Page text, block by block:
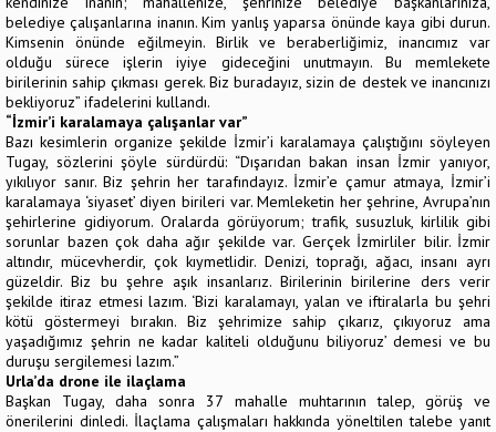
belediye çalışanlarına inanın. Kim yanlış yaparsa önünde kaya gibi durun.
Kimsenin önünde eğilmeyin. Birlik ve beraberliğimiz, inancımız var
olduğu sürece işlerin iyiye gideceğini unutmayın. Bu memlekete
birilerinin sahip çıkması gerek. Biz buradayız, sizin de destek ve inancınızı
bekliyoruz” ifadelerini kullandı.
“İzmir’i karalamaya çalışanlar var”
Bazı kesimlerin organize şekilde İzmir’i karalamaya çalıştığını söyleyen
Tugay, sözlerini şöyle sürdürdü: “Dışarıdan bakan insan İzmir yanıyor,
yıkılıyor sanır. Biz şehrin her tarafındayız. İzmir’e çamur atmaya, İzmir’i
karalamaya ‘siyaset’ diyen birileri var. Memleketin her şehrine, Avrupa’nın
şehirlerine gidiyorum. Oralarda görüyorum; trafik, susuzluk, kirlilik gibi
sorunlar bazen çok daha ağır şekilde var. Gerçek İzmirliler bilir. İzmir
altındır, mücevherdir, çok kıymetlidir. Denizi, toprağı, ağacı, insanı ayrı
güzeldir. Biz bu şehre aşık insanlarız. Birilerinin birilerine ders verir
şekilde itiraz etmesi lazım. ‘Bizi karalamayı, yalan ve iftiralarla bu şehri
kötü göstermeyi bırakın. Biz şehrimize sahip çıkarız, çıkıyoruz ama
yaşadığımız şehrin ne kadar kaliteli olduğunu biliyoruz’ demesi ve bu
duruşu sergilemesi lazım.”
Urla’da drone ile ilaçlama
Başkan Tugay, daha sonra 37 mahalle muhtarının talep, görüş ve
önerilerini dinledi. İlaçlama çalışmaları hakkında yöneltilen talebe yanıt